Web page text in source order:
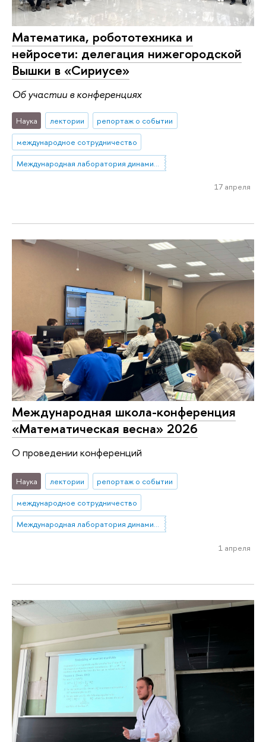
Математика, робототехника и
нейросети: делегация нижегородской
Вышки в «Сириусе»
Об участии в конференциях
Наука лектории
репортаж о событии
международное сотрудничество
17 апреля
Международная школа-конференция
«Математическая весна» 2026
О проведении конференций
Наука лектории
репортаж о событии
международное сотрудничество
Международная лаборатория динамических систем и приложений
1 апреля